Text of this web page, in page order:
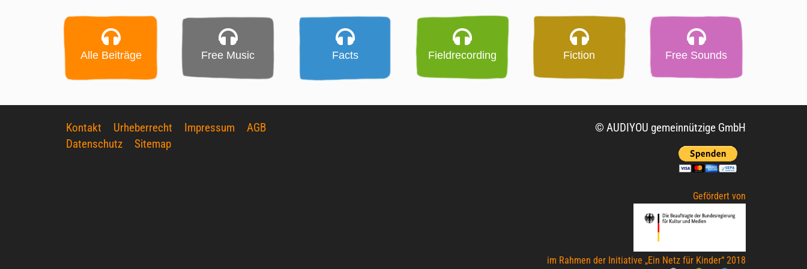
Alle Beiträge Free Music Facts Fieldrecording Fiction Free Sounds
Kontakt Urheberrecht Impressum
AGB
Datenschutz
Sitemap
© AUDIYOU gemeinnützige GmbH
Gefördert von
im Rahmen der Initiative „Ein Netz für Kinder“ 2018